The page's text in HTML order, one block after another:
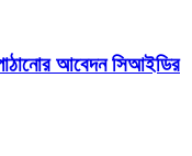
আবেদন সিআইডির